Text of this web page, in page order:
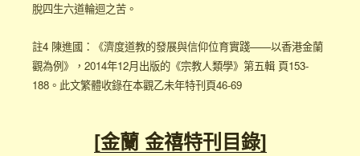
脫四生六道輪迴之苦。
註4 陳進國：《濟度道教的發展與信仰位育實踐——以香港金蘭
觀為例》，2014年12月出版的《宗教人類學》第五輯 頁153-
188。此文繁體收錄在本觀乙未年特刊頁46-69
[金蘭 金禧特刊目錄]